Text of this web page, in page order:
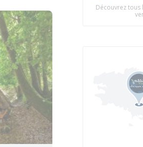
Découvrez tous